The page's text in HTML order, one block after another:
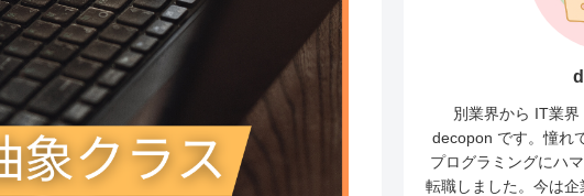
別業界から IT業界
decopon です。憧れ
プログラミングにハ
転職しました。今は